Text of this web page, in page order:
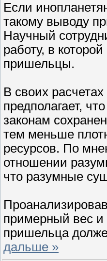
Если
такому выводу
Научный
работу, в
пришельцы.
В своих
предполагает,
законам
тем меньше
ресурсов. По
отношении
что разумные
примерный вес и
пришельца
дальше »